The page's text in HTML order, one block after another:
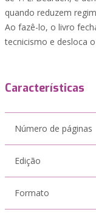
quando reduzem
Ao fazê-lo, o livro
tecnicismo e desloca
Características
Número de páginas
Edição
Formato